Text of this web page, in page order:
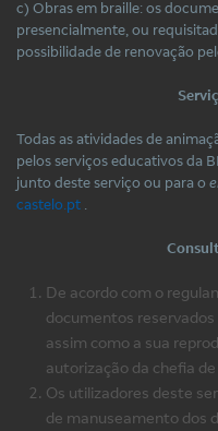
c) Obras em braille: os
presencialmente, ou
possibilidade de renovação
Todas as atividades de
pelos serviços educativos da
junto deste serviço ou para o
castelo.pt
De acordo com o
documentos
assim como a sua
autorização da chefia
Os utilizadores deste
de manuseamento dos